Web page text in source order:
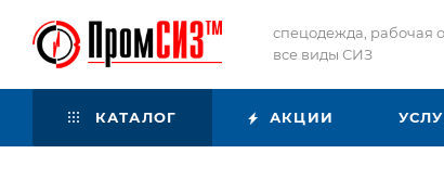
спецодежда, рабочая
все виды СИЗ
КАТАЛОГ АКЦИИ